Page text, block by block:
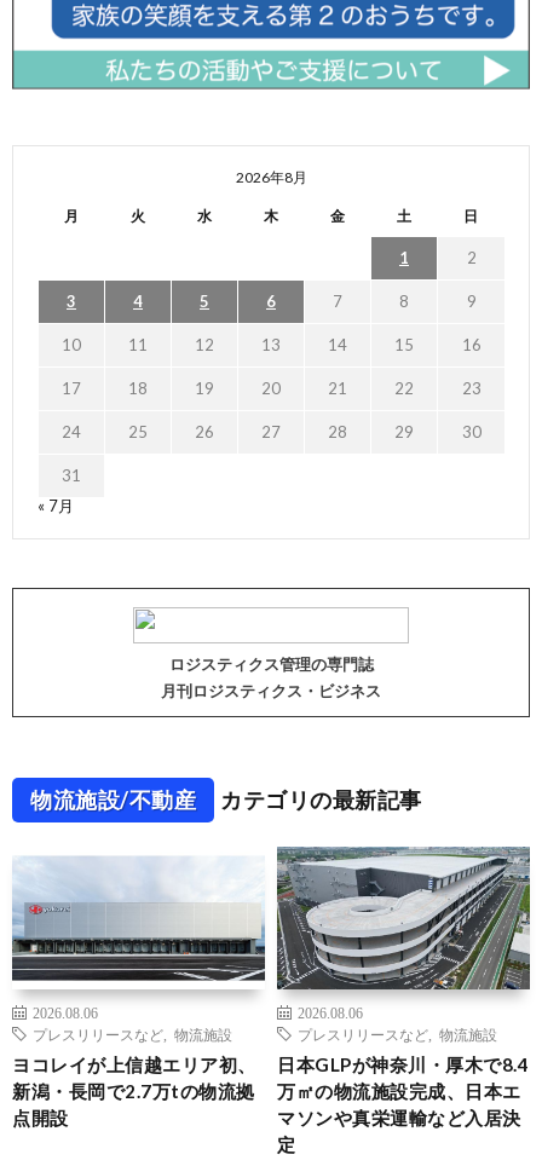
2026年8月
月 火 水 木 金 土 日
1 2
3 4 5 6 7 8 9
10 11 12 13 14 15 16
17 18 19 20 21 22 23
24 25 26 27 28 29 30
31
« 7月
ロジスティクス管理の専門誌
月刊ロジスティクス・ビジネス
物流施設/不動産 カテゴリの最新記事
2026.08.06
プレスリリースなど
物流施設
ヨコレイが上信越エリア初、
新潟・長岡で2.7万tの物流拠
点開設
2026.08.06
プレスリリースなど
物流施設
日本GLPが神奈川・厚木で8.4
万㎡の物流施設完成、日本エ
マソンや真栄運輸など入居決
定